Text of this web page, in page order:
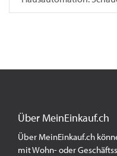
Über MeinEinkauf.ch
Über MeinEinkauf.ch
mit Wohn- oder